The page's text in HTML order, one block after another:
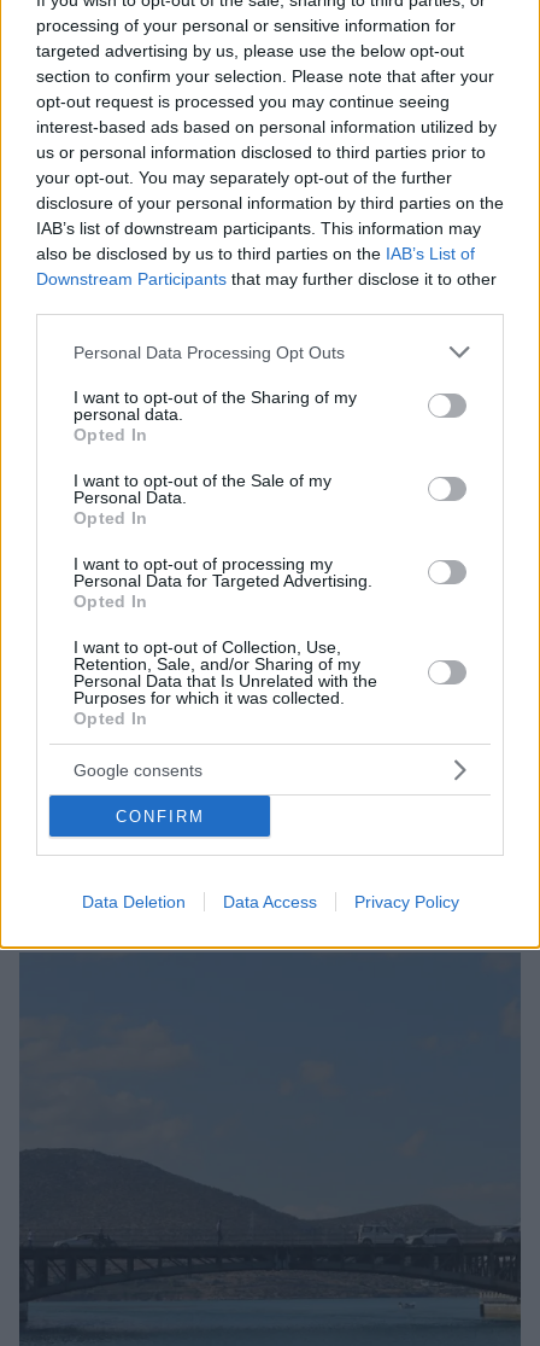
processing of your personal or sensitive information for
targeted advertising by us, please use the below opt-out
section to confirm your selection. Please note that after your
opt-out request is processed you may continue seeing
interest-based ads based on personal information utilized by
us or personal information disclosed to third parties prior to
your opt-out. You may separately opt-out of the further
disclosure of your personal information by third parties on the
IAB’s list of downstream participants. This information may
also be disclosed by us to third parties on the IAB’s List of
Downstream Participants that may further disclose it to other
Please note that this website/app uses one or more Google
not limited to your visit or usage behaviour. You may click to
grant or deny consent to Google and its third-party tags to
use your data for below specified purposes in below Google
consent section.
Personal Data Processing Opt Outs
I want to opt-out of the Sharing of my
personal data.
Opted In
I want to opt-out of the Sale of my
Personal Data.
Opted In
I want to opt-out of processing my
Personal Data for Targeted Advertising.
Opted In
I want to opt-out of Collection, Use,
Retention, Sale, and/or Sharing of my
Personal Data that Is Unrelated with the
Purposes for which it was collected.
Opted In
Google consents
CONFIRM
Data Deletion Data Access Privacy Policy
πάνω από τα παλιρροϊκά ρεύματα της Χαλκίδας
Μία γέφυρα που ήταν σημαντική για την περιοχή από
την αρχαιότητα - Δόθηκε ξανά στην κυκλοφορία
μετά τη βλάβη που υπέστη το Σαββατοκύριακο
Αποκαταστάθηκε το τεχνικό πρόβλημα στην παλιά
γέφυρα του Ευρίπου, λειτουργεί εκ νέου για οχήματα
και πεζούς - Δεν επιτρέπεται ακόμα η διέλευση πλοίων
Στα όριά της η γέφυρα, η οποία είναι πλέον 65 ετών
και χρειάζεται αντικατάσταση ή επιδιόρθωση -
Αποκαταστάθηκαν τα κυκλοφοριακά προβλήματα
στην πόλη της Χαλκίδας
04.08.2025, 16:55 18